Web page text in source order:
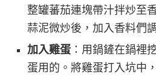
整罐蕃茄連塊帶汁拌炒至
蒜泥微炒後，加入香料們
加入雞蛋：用鍋鏟在鍋裡
蛋用的。將雞蛋打入坑中